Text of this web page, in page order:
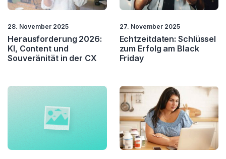
NLP Predictive Intelligence
28. November 2025
Herausforderung 2026:
KI, Content und
Souveränität in der CX
27. November 2025
Echtzeitdaten: Schlüssel
zum Erfolg am Black
Friday